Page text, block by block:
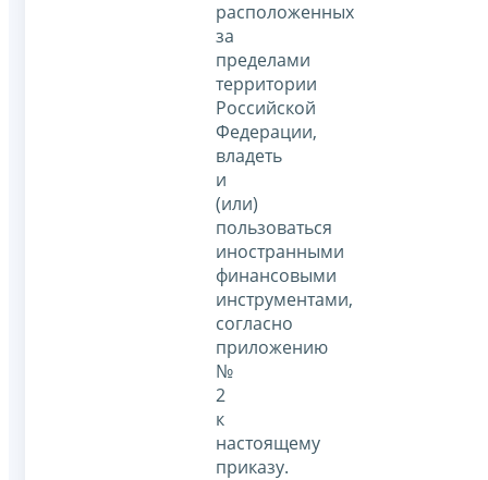
расположенных
за
пределами
территории
Российской
Федерации,
владеть
и
(или)
пользоваться
иностранными
финансовыми
инструментами,
согласно
приложению
№
2
к
настоящему
приказу.